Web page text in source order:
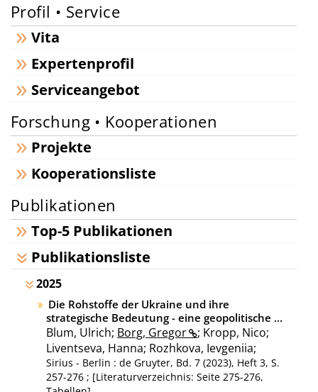
Profil • Service
Vita
Expertenprofil
Serviceangebot
Forschung • Kooperationen
Projekte
Kooperationsliste
Publikationen
Top-5 Publikationen
Publikationsliste
2025
Die Rohstoffe der Ukraine und ihre
strategische Bedeutung - eine geopolitische ...
Blum, Ulrich; Borg, Gregor
; Kropp, Nico;
Liventseva, Hanna; Rozhkova, Ievgeniia;
Sirius - Berlin : de Gruyter, Bd. 7 (2023), Heft 3, S.
257-276 ; [Literaturverzeichnis: Seite 275-276,